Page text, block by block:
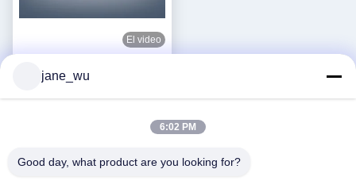
El video
rotación de Faraday de la
abertura del sistema 12m m
jane_wu
6:02 PM
Good day, what product are you looking for?